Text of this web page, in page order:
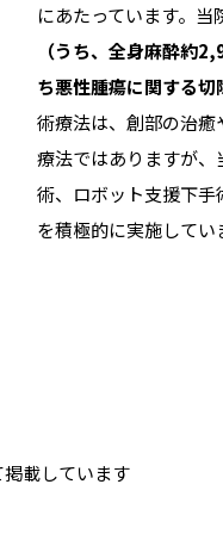
にあたっています。当
（うち、全身麻酔約
ち悪性腫瘍に関する切
術療法は、創部の治
療法ではありますが
術、ロボット支援下
を積極的に実施してい
載しています